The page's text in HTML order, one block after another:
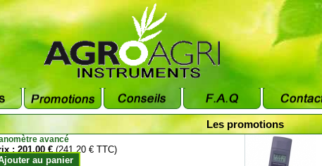
Les promotions
avancé
:201.00 € (241.20 € TTC)
au panier